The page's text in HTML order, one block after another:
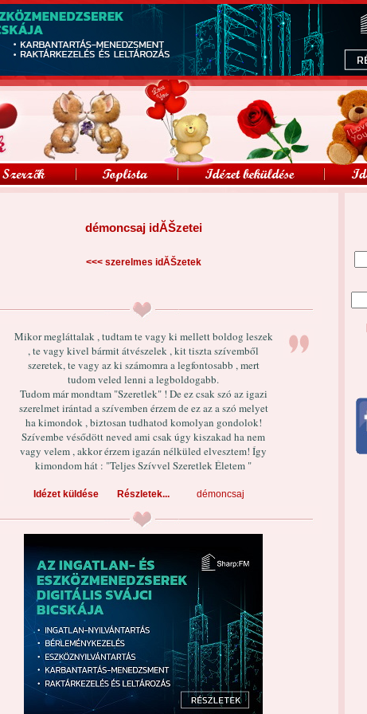
démoncsaj idĂŠzetei
<<< szerelmes idĂŠzetek
Mikor megláttalak , tudtam te vagy ki mellett boldog leszek
, te vagy kivel bármit átvészelek , kit tiszta szívemből
szeretek, te vagy az ki számomra a legfontosabb , mert
tudom veled lenni a legboldogabb.
Tudom már mondtam "Szeretlek" ! De ez csak szó az igazi
szerelmet irántad a szívemben érzem de ez az a szó melyet
ha kimondok , biztosan tudhatod komolyan gondolok!
Szívembe vésődött neved ami csak úgy kiszakad ha nem
vagy velem , akkor érzem igazán nélküled elvesztem! Így
kimondom hát : "Teljes Szívvel Szeretlek Életem "
Idézet küldése Részletek... démoncsaj